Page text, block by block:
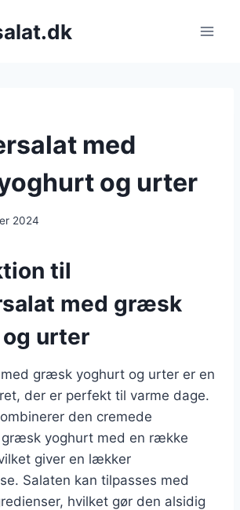
med
og urter
2024
til
med græsk
urter
græsk yoghurt og urter er en
der er perfekt til varme dage.
den cremede
græsk yoghurt med en række
giver en lækker
Salaten kan tilpasses med
hvilket gør den alsidig